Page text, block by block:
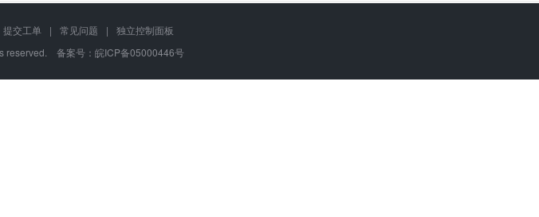
提交工单 | 常见问题 |
独立控制面板
reserved. 备案号： 皖ICP备05000446号